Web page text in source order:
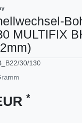
MULTIFIX
30/130
*